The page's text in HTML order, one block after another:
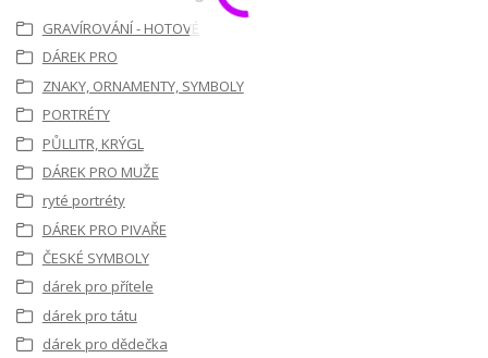
GRAVÍROVÁNÍ - HOTOVÉ
DÁREK PRO
ZNAKY, ORNAMENTY, SYMBOLY
PORTRÉTY
PŮLLITR, KRÝGL
DÁREK PRO MUŽE
ryté portréty
DÁREK PRO PIVAŘE
ČESKÉ SYMBOLY
dárek pro přítele
dárek pro tátu
dárek pro dědečka